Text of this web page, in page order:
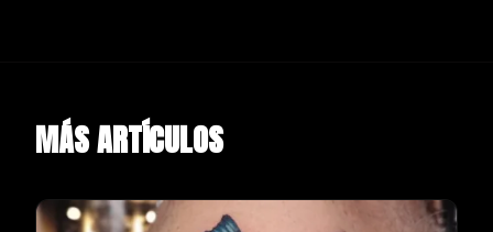
MÁS ARTÍCULOS